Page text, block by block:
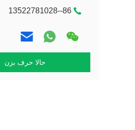
86--13522781028
حالا حرف بزن